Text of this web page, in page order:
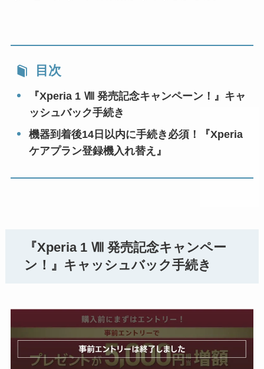
目次
『Xperia 1 Ⅷ 発売記念キャンペーン！』キャ
ッシュバック手続き
機器到着後14日以内に手続き必須！『Xperia
ケアプラン登録機入れ替え』
『Xperia 1 Ⅷ 発売記念キャンペー
ン！』キャッシュバック手続き